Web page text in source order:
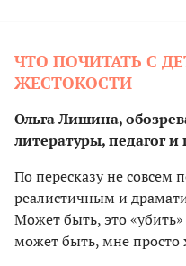
ЧТО ПОЧИТАТЬ С
ЖЕСТОКОСТИ
Ольга Лишина,
литературы, педагог и
По пересказу не совсем
реалистичным и
Может быть, это «убить»
может быть, мне просто